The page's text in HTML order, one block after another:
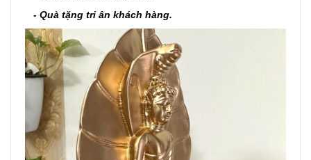
- Quà tặng tri ân khách hàng.